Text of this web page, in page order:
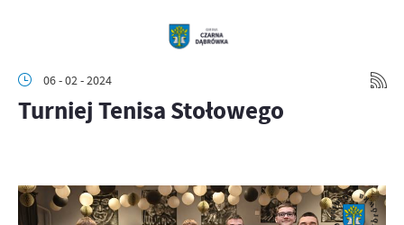
06 - 02 - 2024
Turniej Tenisa Stołowego